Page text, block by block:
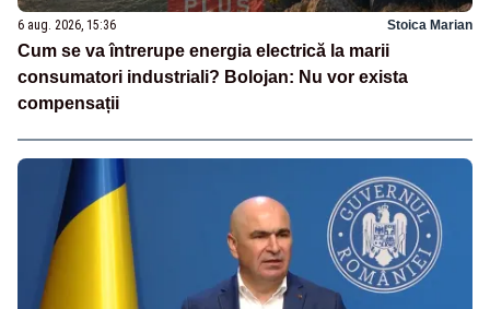
6 aug. 2026, 15:36 Stoica Marian
Cum se va întrerupe energia electrică la marii
consumatori industriali? Bolojan: Nu vor exista
compensații